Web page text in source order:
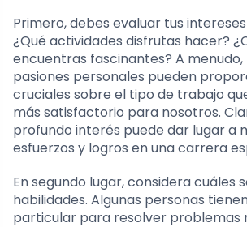
Primero, debes evaluar tus
¿Qué actividades disfrutas hacer?
encuentras fascinantes? A menudo,
pasiones personales pueden
cruciales sobre el tipo de trabajo
más satisfactorio para nosotros.
profundo interés puede dar lugar a
esfuerzos y logros en una carrera
En segundo lugar, considera cuáles
habilidades. Algunas personas
particular para resolver problemas